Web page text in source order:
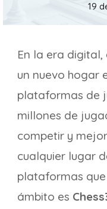
19
En la era
un nuevo hogar
plataformas de
millones de
competir y
cualquier lugar
plataformas
ámbito es